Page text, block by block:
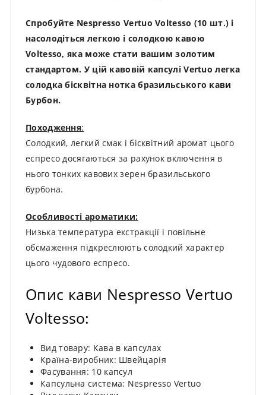
Спробуйте Nespresso Vertuo Voltesso (10 шт.) і
насолодіться легкою і солодкою кавою
Voltesso, яка може стати вашим золотим
стандартом. У цій кавовій капсулі Vertuo легка
солодка бісквітна нотка бразильського кави
Бурбон.
Походження:
Солодкий, легкий смак і бісквітний аромат цього
еспресо досягаються за рахунок включення в
нього тонких кавових зерен бразильського
бурбона.
Особливості ароматики:
Низька температура екстракції і повільне
обсмаження підкреслюють солодкий характер
цього чудового еспресо.
Опис кави Nespresso Vertuo
Voltesso:
Вид товару: Кава в капсулах
Країна-виробник: Швейцарія
Фасування: 10 капсул
Капсульна система: Nespresso Vertuo